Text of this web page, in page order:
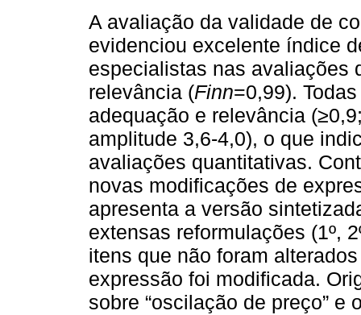
A avaliação da validade de
evidenciou excelente índice
especialistas nas avaliações
relevância (Finn=0,99).
adequação e relevância
amplitude 3,6-4,0), o que
avaliações quantitativas.
novas modificações de
apresenta a versão
extensas reformulações (1º,
itens que não foram
expressão foi modificada.
sobre “oscilação de preço” e